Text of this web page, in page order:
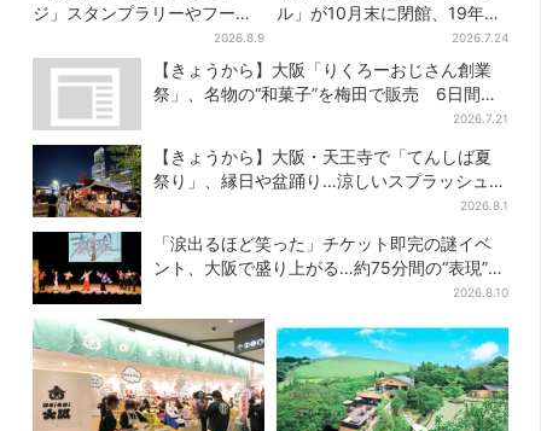
ジ」スタンプラリーやフード
販売…梅田にジョージの大好
きスイーツ「カノーリ」登場
2026.8.9
ル」が10月末に閉館、19年の
歴史に幕…南大阪民に衝撃は
しる
2026.7.24
【きょうから】大阪「りくろーおじさん創業
祭」、名物の“和菓子”を梅田で販売 6日間限
2026.7.21
【きょうから】大阪・天王寺で「てんしば夏
祭り」、縁日や盆踊り…涼しいスプラッシュタ
2026.8.1
「涙出るほど笑った」チケット即完の謎イベ
ント、大阪で盛り上がる…約75分間の“表現”に
2026.8.10